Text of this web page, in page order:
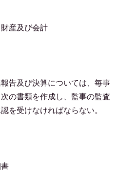
産及び会計
告及び決算については、毎事
の書類を作成し、監事の監査
を受けなければならない。